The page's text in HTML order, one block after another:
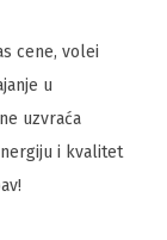
cene, volei
u
uzvraća
i kvalitet